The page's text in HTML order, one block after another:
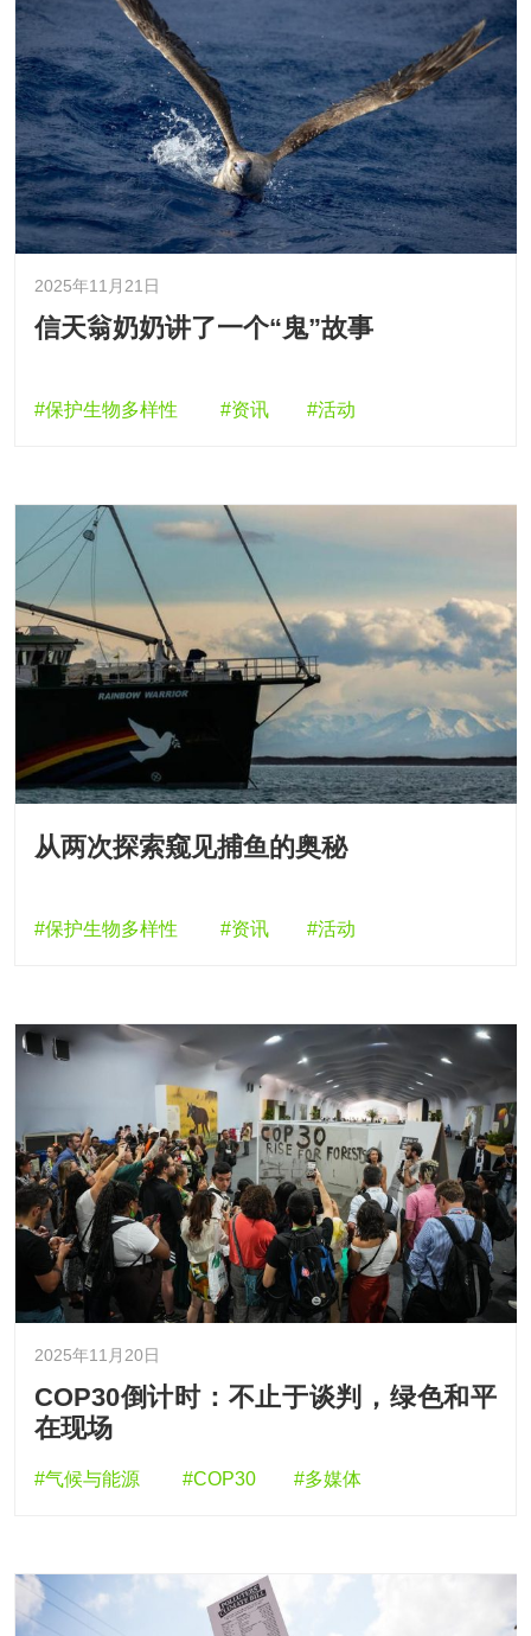
2025年11月21日
信天翁奶奶讲了一个“鬼”故事
#保护生物多样性 #资讯 #活动
从两次探索窥见捕鱼的奥秘
#保护生物多样性 #资讯 #活动
2025年11月20日
COP30倒计时：不止于谈判，绿色和平
在现场
#气候与能源 #COP30 #多媒体